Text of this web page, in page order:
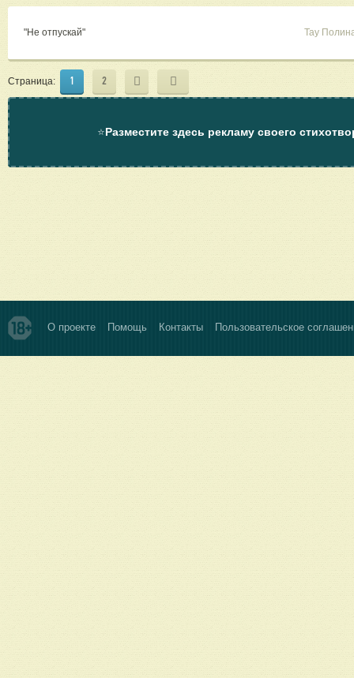
"Не отпускай" Тау
Страница: 1 2
⭐Разместите здесь рекламу своего
О проекте Помощь Контакты Пользовательское